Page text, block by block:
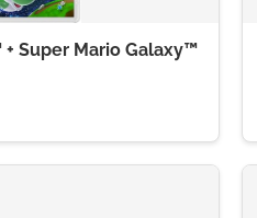
Super Mario Galaxy™